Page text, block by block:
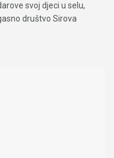
svoj djeci u selu,
društvo Sirova